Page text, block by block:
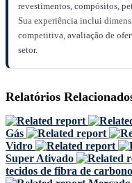
revestimentos, compósitos,
Sua experiência inclui
competitiva, avaliação de
setor.
Relatórios
Gás
Vidro
Super Ativado
tecidos de fibra de